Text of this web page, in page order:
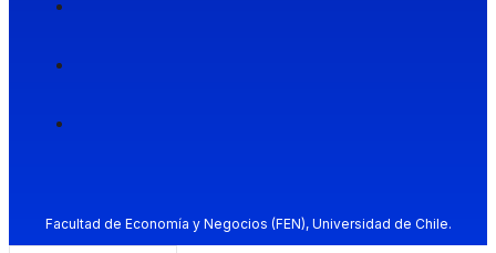
Facultad de Economía y Negocios (FEN), Universidad de Chile.